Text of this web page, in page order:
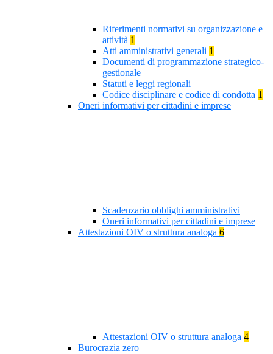
Riferimenti normativi su organizzazione e
attività 1
Atti amministrativi generali 1
Documenti di programmazione strategico-
gestionale
Statuti e leggi regionali
Codice disciplinare e codice di condotta 1
Oneri informativi per cittadini e imprese
Scadenzario obblighi amministrativi
Oneri informativi per cittadini e imprese
Attestazioni OIV o struttura analoga 6
Attestazioni OIV o struttura analoga 4
Burocrazia zero